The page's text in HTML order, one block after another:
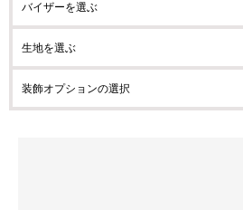
バイザーを選ぶ
生地を選ぶ
装飾オプションの選択